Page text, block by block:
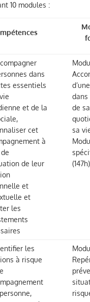
10 modules :
dans
essentiels
et de la
cet
à
de leur
et
et
les
de
sa
(147h)
les
à risque